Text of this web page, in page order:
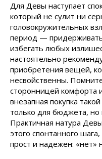
Для Девы наступает
который не сулит ни
головокружительных
период —
избегать любых
настоятельно
приобретения вещей,
несвойственны.
сторонницей комфорта
внезапная покупка
только для бюджета,
Практичная натура
этого спонтанного
прост и надежен: «нет»